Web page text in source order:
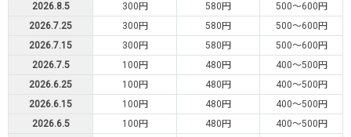
2026.8.5
300円 580円
500～600円
2026.7.25
300円 580円
500～600円
2026.7.15
300円 580円
500～600円
2026.7.5
100円 480円
400～500円
2026.6.25
100円 480円
400～500円
2026.6.15
100円 480円
400～500円
2026.6.5
100円 480円
400～500円